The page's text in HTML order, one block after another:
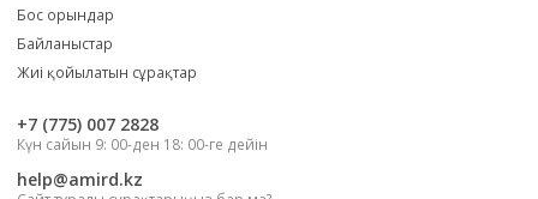
Бос орындар
Байланыстар
Жиі қойылатын сұрақтар
‎+7 (775) 007 2828
Күн сайын 9: 00-ден 18: 00-ге дейін
help@amird.kz